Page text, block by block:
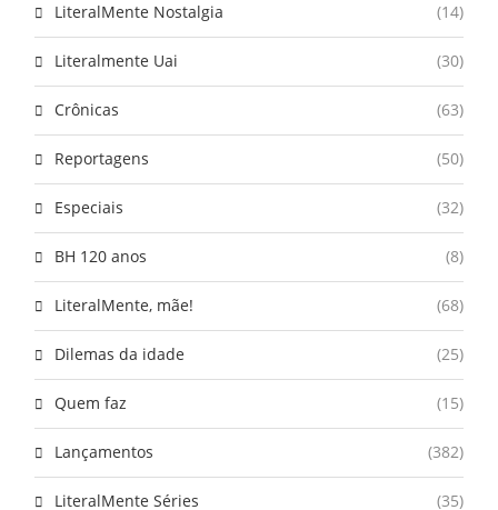
LiteralMente Nostalgia (14)
Literalmente Uai (30)
Crônicas (63)
Reportagens (50)
Especiais (32)
BH 120 anos (8)
LiteralMente, mãe! (68)
Dilemas da idade (25)
Quem faz (15)
Lançamentos (382)
LiteralMente Séries (35)